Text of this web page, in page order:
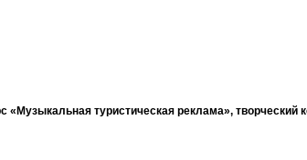
«Музыкальная туристическая реклама», творческий